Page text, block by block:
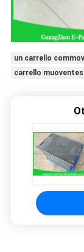
un carrello
carrello